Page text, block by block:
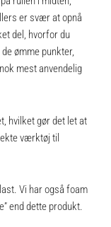
er svær at opnå
del, hvorfor du
ømme punkter,
mest anvendelig
hvilket gør det let at
værktøj til
Vi har også foam
end dette produkt.